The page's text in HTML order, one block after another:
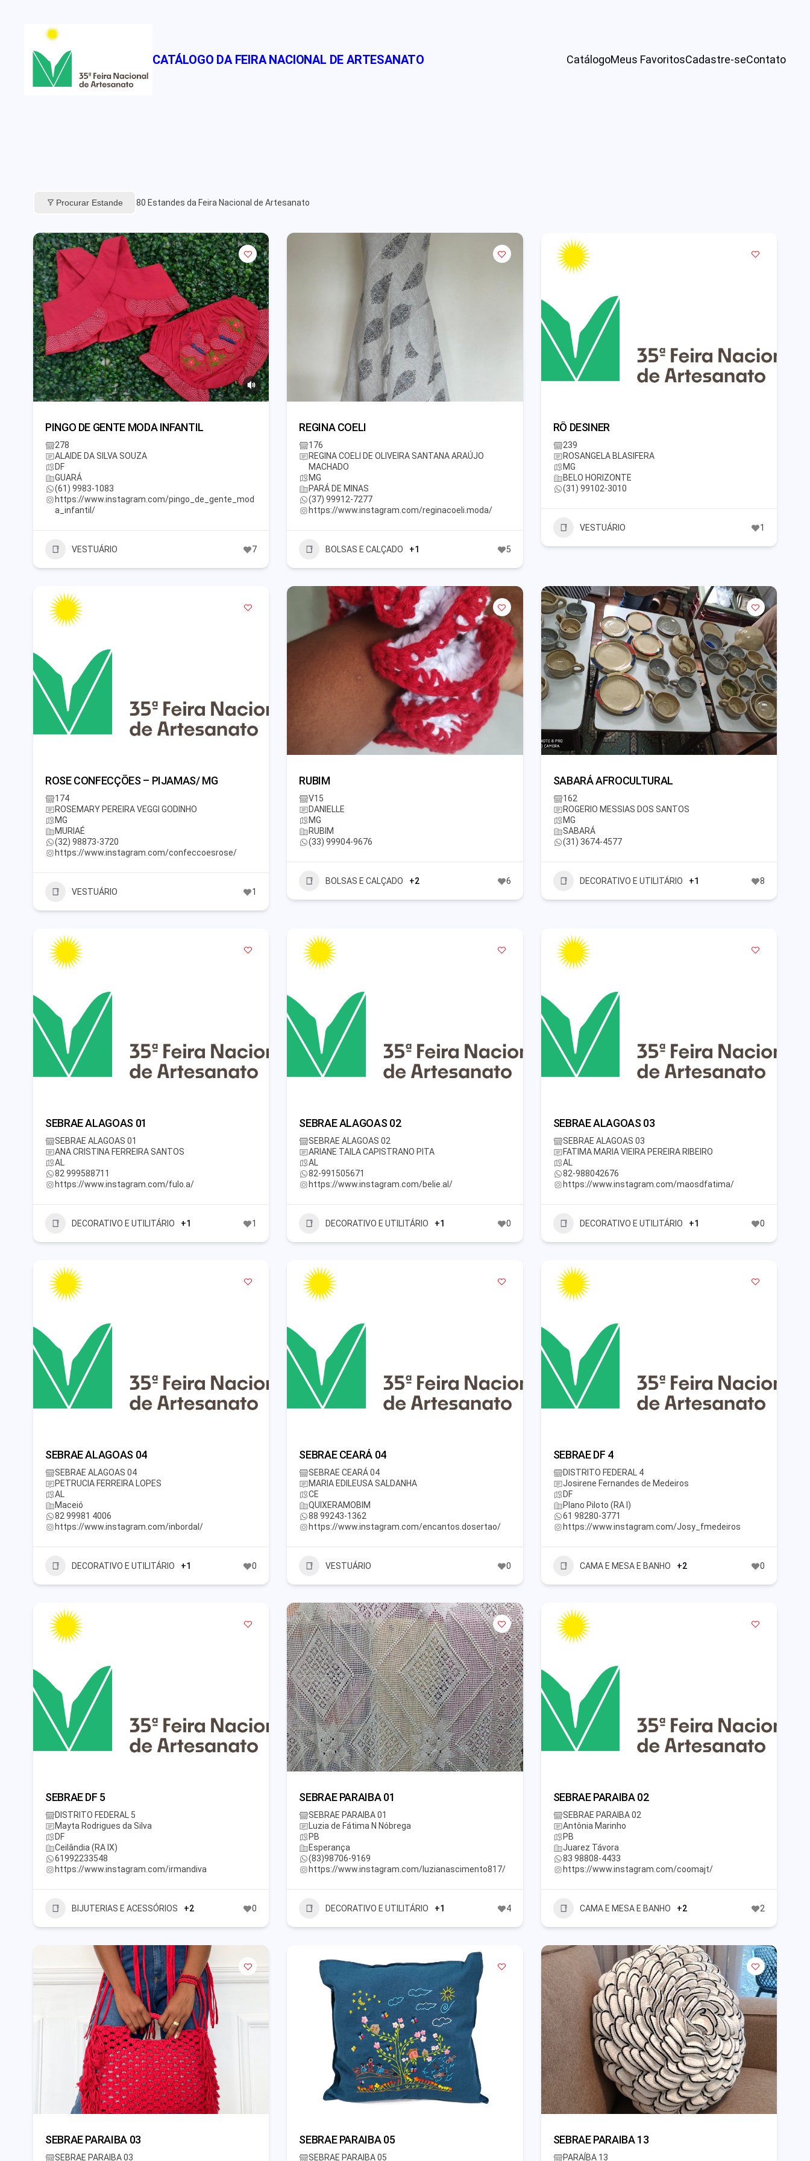
conteúdo
CATÁLOGO DA FEIRA NACIONAL DE ARTESANATO CatálogoMeus FavoritosCadastre-seContato
Procurar Estande 80 Estandes da Feira Nacional de Artesanato
PINGO DE GENTE MODA INFANTIL
278
ALAIDE DA SILVA SOUZA
DF
GUARÁ
(61) 9983-1083
https://www.instagram.com/pingo_de_gente_mod
a_infantil/
VESTUÁRIO 7
REGINA COELI
176
REGINA COELI DE OLIVEIRA SANTANA ARAÚJO
MACHADO
MG
PARÁ DE MINAS
(37) 99912-7277
https://www.instagram.com/reginacoeli.moda/
BOLSAS E CALÇADO +1 5
RÔ DESINER
239
ROSANGELA BLASIFERA
MG
BELO HORIZONTE
(31) 99102-3010
VESTUÁRIO 1
ROSE CONFECÇÕES – PIJAMAS/ MG
174
ROSEMARY PEREIRA VEGGI GODINHO
MG
MURIAÉ
(32) 98873-3720
https://www.instagram.com/confeccoesrose/
VESTUÁRIO 1
RUBIM
V15
DANIELLE
MG
RUBIM
(33) 99904-9676
BOLSAS E CALÇADO +2 6
SABARÁ AFROCULTURAL
162
ROGERIO MESSIAS DOS SANTOS
MG
SABARÁ
(31) 3674-4577
DECORATIVO E UTILITÁRIO +1 8
SEBRAE ALAGOAS 01
SEBRAE ALAGOAS 01
ANA CRISTINA FERREIRA SANTOS
AL
82 999588711
https://www.instagram.com/fulo.a/
DECORATIVO E UTILITÁRIO +1 1
SEBRAE ALAGOAS 02
SEBRAE ALAGOAS 02
ARIANE TAILA CAPISTRANO PITA
AL
82-991505671
https://www.instagram.com/belie.al/
DECORATIVO E UTILITÁRIO +1 0
SEBRAE ALAGOAS 03
SEBRAE ALAGOAS 03
FATIMA MARIA VIEIRA PEREIRA RIBEIRO
AL
82-988042676
https://www.instagram.com/maosdfatima/
DECORATIVO E UTILITÁRIO +1 0
SEBRAE ALAGOAS 04
SEBRAE ALAGOAS 04
PETRUCIA FERREIRA LOPES
AL
Maceió
82 99981 4006
https://www.instagram.com/inbordal/
DECORATIVO E UTILITÁRIO +1 0
SEBRAE CEARÁ 04
SEBRAE CEARÁ 04
MARIA EDILEUSA SALDANHA
CE
QUIXERAMOBIM
88 99243-1362
https://www.instagram.com/encantos.dosertao/
VESTUÁRIO 0
SEBRAE DF 4
DISTRITO FEDERAL 4
Josirene Fernandes de Medeiros
DF
Plano Piloto (RA I)
61 98280-3771
https://www.instagram.com/Josy_fmedeiros
CAMA E MESA E BANHO +2 0
SEBRAE DF 5
DISTRITO FEDERAL 5
Mayta Rodrigues da Silva
DF
Ceilândia (RA IX)
61992233548
https://www.instagram.com/irmandiva
BIJUTERIAS E ACESSÓRIOS +2 0
SEBRAE PARAIBA 01
SEBRAE PARAIBA 01
Luzia de Fátima N Nóbrega
PB
Esperança
(83)98706-9169
https://www.instagram.com/luzianascimento817/
DECORATIVO E UTILITÁRIO +1 4
SEBRAE PARAIBA 02
SEBRAE PARAIBA 02
Antônia Marinho
PB
Juarez Távora
83 98808-4433
https://www.instagram.com/coomajt/
CAMA E MESA E BANHO +2 2
SEBRAE PARAIBA 03
SEBRAE PARAIBA 03
SEBRAE PARAIBA 05
SEBRAE PARAIBA 05
SEBRAE PARAIBA 13
PARAÍBA 13